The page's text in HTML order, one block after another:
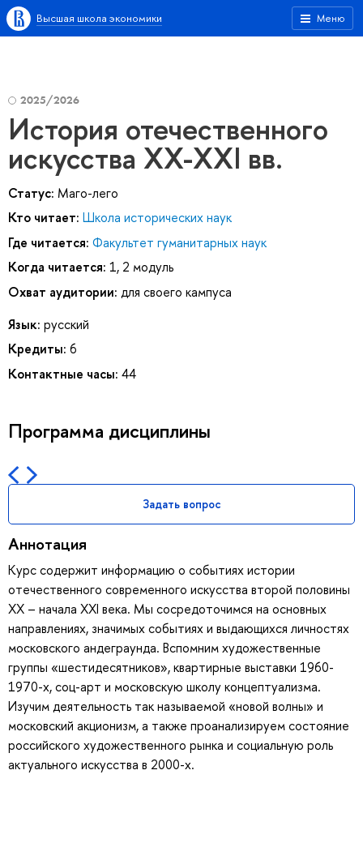
Меню
Высшая школа экономики
2025/2026
История отечественного
искусства XX-XXI вв.
Статус: Маго-лего
Кто читает: Школа исторических наук
Где читается: Факультет гуманитарных наук
Когда читается: 1, 2 модуль
Охват аудитории: для своего кампуса
Язык: русский
Кредиты: 6
Контактные часы: 44
Программа дисциплины
Задать вопрос
Аннотация
Курс содержит информацию о событиях истории
отечественного современного искусства второй половины
ХХ – начала ХХI века. Мы сосредоточимся на основных
направлениях, значимых событиях и выдающихся личностях
московского андеграунда. Вспомним художественные
группы «шестидесятников», квартирные выставки 1960-
1970-х, соц-арт и московскую школу концептуализма.
Изучим деятельность так называемой «новой волны» и
московский акционизм, а также проанализируем состояние
российского художественного рынка и социальную роль
актуального искусства в 2000-х.